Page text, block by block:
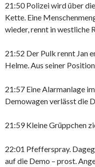
21:50 Polizei wird über
Kette. Eine
wieder, rennt in westliche
21:52 Der Pulk rennt Jan
Helme. Aus seiner
21:57 Eine Alarmanlage
Demowagen verlässt die
21:59 Kleine Grüppchen
22:01 Pfefferspray.
auf die Demo – prost.